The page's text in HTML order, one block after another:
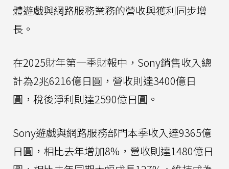
體遊戲與網路服務業務的營收與獲利同步增
長。
在2025財年第一季財報中，Sony銷售收入總
計為2兆6216億日圓，營收則達3400億日
圓，稅後淨利則達2590億日圓。
Sony遊戲與網路服務部門本季收入達9365億
日圓，相比去年增加8%，營收則達1480億日